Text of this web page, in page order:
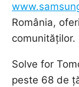
România,
comunităților.
Solve for
peste 68 de